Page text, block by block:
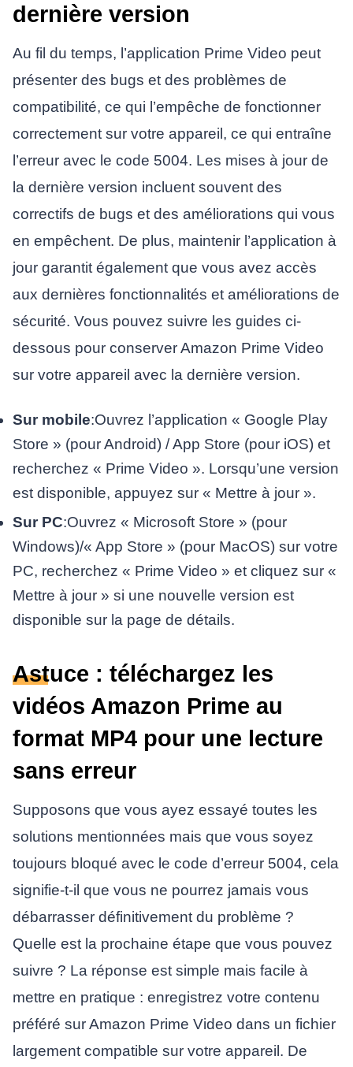
dernière version
Au fil du temps, l’application Prime Video peut
présenter des bugs et des problèmes de
compatibilité, ce qui l’empêche de fonctionner
correctement sur votre appareil, ce qui entraîne
l’erreur avec le code 5004. Les mises à jour de
la dernière version incluent souvent des
correctifs de bugs et des améliorations qui vous
en empêchent. De plus, maintenir l’application à
jour garantit également que vous avez accès
aux dernières fonctionnalités et améliorations de
sécurité. Vous pouvez suivre les guides ci-
dessous pour conserver Amazon Prime Video
sur votre appareil avec la dernière version.
Sur mobile:Ouvrez l’application « Google Play
Store » (pour Android) / App Store (pour iOS) et
recherchez « Prime Video ». Lorsqu’une version
est disponible, appuyez sur « Mettre à jour ».
Sur PC:Ouvrez « Microsoft Store » (pour
Windows)/« App Store » (pour MacOS) sur votre
PC, recherchez « Prime Video » et cliquez sur «
Mettre à jour » si une nouvelle version est
disponible sur la page de détails.
Astuce : téléchargez les
vidéos Amazon Prime au
format MP4 pour une lecture
sans erreur
Supposons que vous ayez essayé toutes les
solutions mentionnées mais que vous soyez
toujours bloqué avec le code d’erreur 5004, cela
signifie-t-il que vous ne pourrez jamais vous
débarrasser définitivement du problème ?
Quelle est la prochaine étape que vous pouvez
suivre ? La réponse est simple mais facile à
mettre en pratique : enregistrez votre contenu
préféré sur Amazon Prime Video dans un fichier
largement compatible sur votre appareil. De